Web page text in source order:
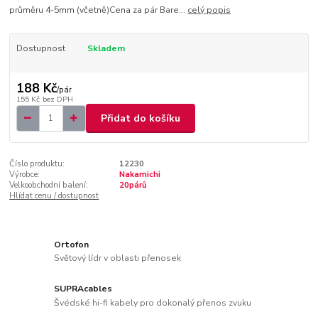
průměru 4-5mm (včetně)Cena za pár Bare... celý popis
Dostupnost Skladem
188 Kč/pár
155 Kč bez DPH
Přidat do košíku
Číslo produktu:
12230
Výrobce:
Nakamichi
Velkoobchodní balení:
20párů
Hlídat cenu / dostupnost
Ortofon
Světový lídr v oblasti přenosek
SUPRAcables
Švédské hi-fi kabely pro dokonalý přenos zvuku